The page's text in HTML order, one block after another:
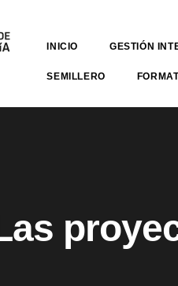
INICIO GESTIÓN
SEMILLERO